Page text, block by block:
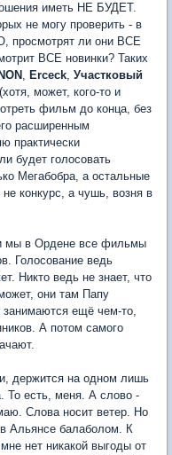
иметь НЕ БУДЕТ.
не могу проверить - в
ли они ВСЕ
ВСЕ новинки? Таких
, Erceck, Участковый
может, кого-то и
фильм до конца, без
расширенным
практически
будет голосовать
Мегабобра, а остальные
конкурс, а чушь, возня в
мы в Ордене все фильмы
Голосование ведь
Никто ведь не знает, что
они там Папу
занимаются ещё чем-то,
А потом самого
держится на одном лишь
То есть, меня. А слово -
Слова носит ветер. Но
Альянсе балаболом. К
нет никакой выгоды от